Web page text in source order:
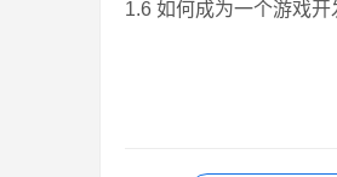
4.5 超时处理
1.6 如何成为一个游戏开